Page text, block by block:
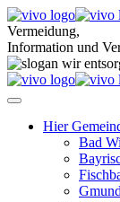
Vermeidung,
Information und
Hier
Bad
Gmund